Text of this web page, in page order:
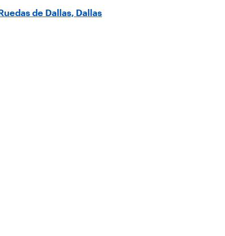
de Dallas, Dallas